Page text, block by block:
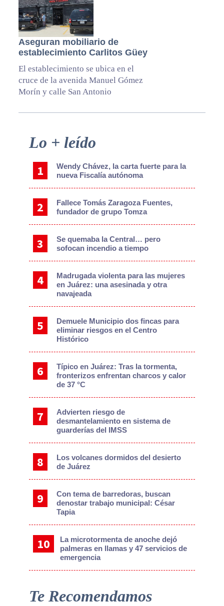
Aseguran mobiliario de
establecimiento Carlitos Güey
El establecimiento se ubica en el
cruce de la avenida Manuel Gómez
Morín y calle San Antonio
Primary
Lo + leído
Wendy Chávez, la carta fuerte para la
nueva Fiscalía autónoma
Fallece Tomás Zaragoza Fuentes,
fundador de grupo Tomza
Se quemaba la Central… pero
sofocan incendio a tiempo
Madrugada violenta para las mujeres
en Juárez: una asesinada y otra
navajeada
Demuele Municipio dos fincas para
eliminar riesgos en el Centro
Histórico
Típico en Juárez: Tras la tormenta,
fronterizos enfrentan charcos y calor
de 37 °C
Advierten riesgo de
desmantelamiento en sistema de
guarderías del IMSS
Los volcanes dormidos del desierto
de Juárez
Con tema de barredoras, buscan
denostar trabajo municipal: César
Tapia
La microtormenta de anoche dejó
palmeras en llamas y 47 servicios de
emergencia
Te Recomendamos